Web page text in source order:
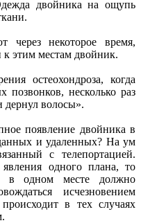
двойника на ощупь
через некоторое время,
к этим местам двойник.
остеохондроза, когда
позвонков, несколько раз
дернул волосы».
появление двойника в
и удаленных? На ум
с телепортацией.
одного плана, то
в одном месте должно
исчезновением
в тех случаях